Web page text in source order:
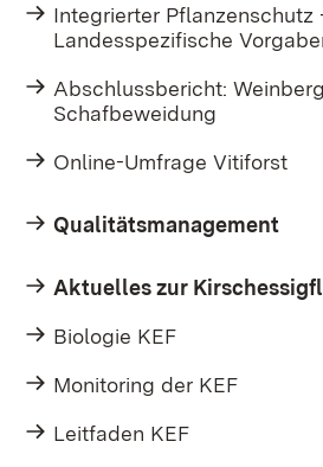
Integrierter Pflanzenschutz
Landesspezifische
Abschlussbericht:
Schafbeweidung
Online-Umfrage Vitiforst
Qualitätsmanagement
Aktuelles zur
Biologie KEF
Monitoring der KEF
Leitfaden KEF